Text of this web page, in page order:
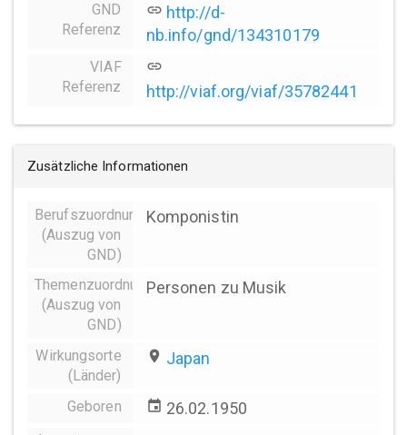
GND
Referenz
link http://d-
nb.info/gnd/134310179
VIAF
Referenz
link
http://viaf.org/viaf/35782441
Zusätzliche Informationen
Berufszuordnungen
(Auszug von
GND)
Komponistin
Themenzuordnung
(Auszug von
GND)
Personen zu Musik
Wirkungsorte
(Länder)
place Japan
Geboren event 26.02.1950